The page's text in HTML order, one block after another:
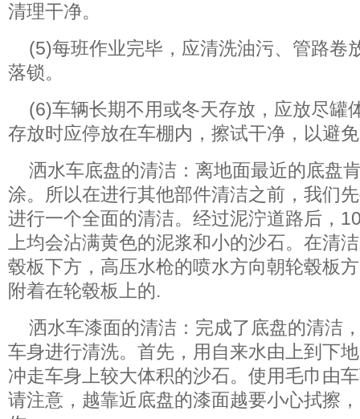
清理干净。
(5)每班作业完毕，应清洗油污、管路卷
落锁。
(6)车辆长期不用或冬天存放，应放尽罐
存放时应停放在车棚内，擦试干净，以避
洒水车底盘的清洁：离地面最近的底盘
涂。所以在进行其他部件清洁之前，我们
进行一个全面的清洁。经过泥泞道路后，
上均会沾满黄色的泥浆和小的沙石。在清
毂板下方，高压水枪的喷水方向朝轮毂板
附着在轮毂板上的.
洒水车漆面的清洁：完成了底盘的清洁
车身进行清洗。首先，用自来水由上到下
冲走车身上较大体积的沙石。使用毛巾由
请注意，越靠近底盘的漆面越要小心拭擦